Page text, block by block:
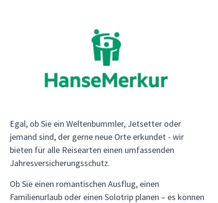
genießen können, bieten wir in Zusammenarbeit
mit unserem Versicherungspartner, der
HanseMerkur Reiseversicherung, einen
umfangreichen Reiseschutz für das ganze Jahr!
Egal, ob Sie ein Weltenbummler, Jetsetter oder
jemand sind, der gerne neue Orte erkundet - wir
bieten für alle Reisearten einen umfassenden
Jahresversicherungsschutz.
Ob Sie einen romantischen Ausflug, einen
Familienurlaub oder einen Solotrip planen – es können